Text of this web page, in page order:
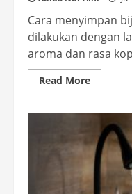
Cara menyimpan
dilakukan dengan
aroma dan rasa
Read MoreRead
more
Biji
Kopi
Sangrai
Agar
Aroma
Tetap
Terjaga